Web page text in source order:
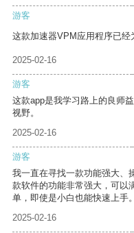
游客
这款加速器VPM应用程序已经
2025-02-16
游客
这款app是我学习路上的良师
视野。
2025-02-16
游客
我一直在寻找一款功能强大、
款软件的功能非常强大，可以
单，即使是小白也能快速上手。
2025-02-16